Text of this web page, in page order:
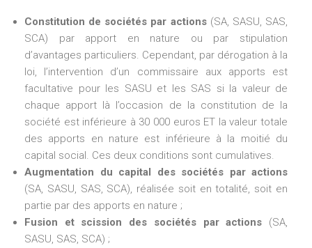
Constitution de sociétés par actions(SA, SASU, SAS,
SCA) par apport en nature ou par stipulation
d’avantages particuliers. Cependant, par dérogation à la
loi, l’intervention d’un commissaire aux apports est
facultative pour les SASU et les SAS si la valeur de
chaque apport là l’occasion de la constitution de la
société est inférieure à 30 000 euros ET la valeur totale
des apports en nature est inférieure à la moitié du
capital social. Ces deux conditions sont cumulatives.
Augmentation du capital des sociétés par actions
(SA, SASU, SAS, SCA), réalisée soit en totalité, soit en
partie par des apports en nature ;
Fusion et scission des sociétés par actions (SA,
SASU, SAS, SCA) ;